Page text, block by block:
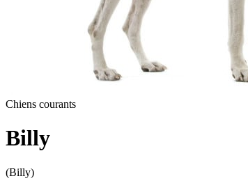
Chiens courants
Billy
(Billy)